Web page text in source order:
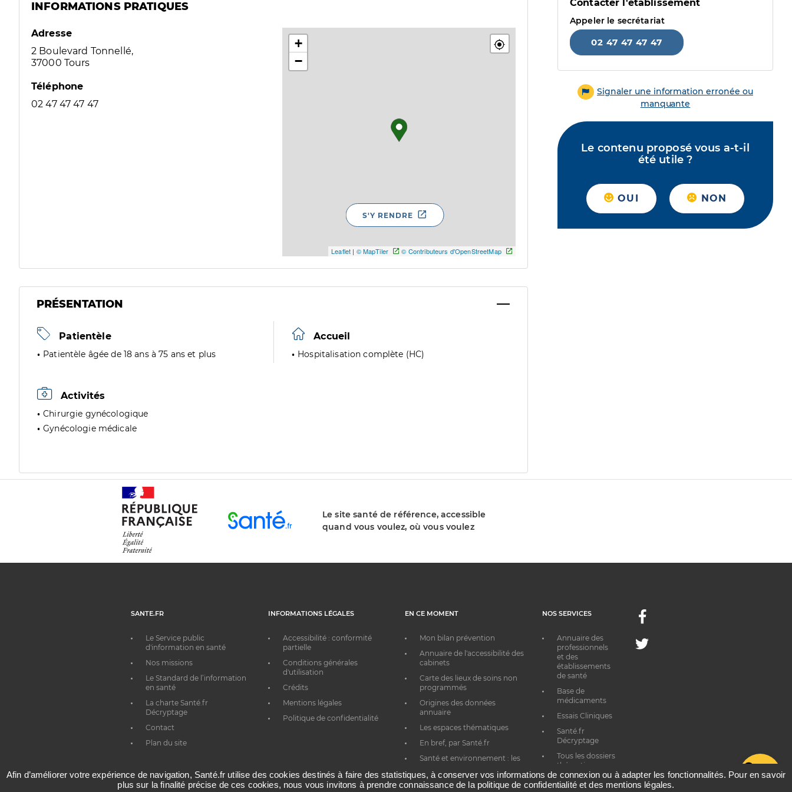
INFORMATIONS PRATIQUES
Adresse
2 Boulevard Tonnellé,
37000 Tours
Téléphone
02 47 47 47 47
+
−
Leaflet | © MapTiler © Contributeurs d'OpenStreetMap
S'Y RENDRE
PRÉSENTATION
Patientèle
Patientèle âgée de 18 ans à 75 ans et plus
Accueil
Hospitalisation complète (HC)
Activités
Chirurgie gynécologique
Gynécologie médicale
Contacter l'établissement
Appeler le secrétariat
02 47 47 47 47
Signaler une information erronée ou
manquante
Le contenu proposé vous a-t-il
été utile ?
OUI NON
Le site santé de référence, accessible
quand vous voulez, où vous voulez
SANTE.FR
Le Service public
d'information en santé
Nos missions
Le Standard de l’information
en santé
La charte Santé.fr
Décryptage
Contact
Plan du site
INFORMATIONS LÉGALES
Accessibilité : conformité
partielle
Conditions générales
d'utilisation
Crédits
Mentions légales
Politique de confidentialité
EN CE MOMENT
Mon bilan prévention
Annuaire de l'accessibilité des
cabinets
Carte des lieux de soins non
programmés
Origines des données
annuaire
Les espaces thématiques
En bref, par Santé.fr
Santé et environnement : les
NOS SERVICES
Annuaire des
professionnels
et des
établissements
de santé
Base de
médicaments
Essais Cliniques
Santé.fr
Décryptage
Tous les dossiers
thématiques
Facebook
Twitter
Afin d’améliorer votre expérience de navigation, Santé.fr utilise des cookies destinés à faire des statistiques, à conserver vos informations de connexion ou à adapter les fonctionnalités. Pour en savoir
plus sur la finalité précise de ces cookies, nous vous invitons à prendre connaissance de la politique de confidentialité et des mentions légales.